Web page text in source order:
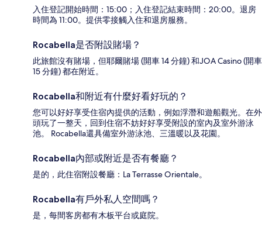
入住登記開始時間：15:00；入住登記結束時間：20:00。退房
時間為 11:00。提供零接觸入住和退房服務。
Rocabella是否附設賭場？
此旅館沒有賭場，但耶爾賭場 (開車 14 分鐘) 和JOA Casino (開車
15 分鐘) 都在附近。
Rocabella和附近有什麼好看好玩的？
您可以好好享受住宿內提供的活動，例如浮潛和遊船觀光。在外
頭玩了一整天，回到住宿不妨好好享受附設的室內及室外游泳
池。 Rocabella還具備室外游泳池、三溫暖以及花園。
Rocabella內部或附近是否有餐廳？
是的，此住宿附設餐廳：La Terrasse Orientale。
Rocabella有戶外私人空間嗎？
是，每間客房都有木板平台或庭院。